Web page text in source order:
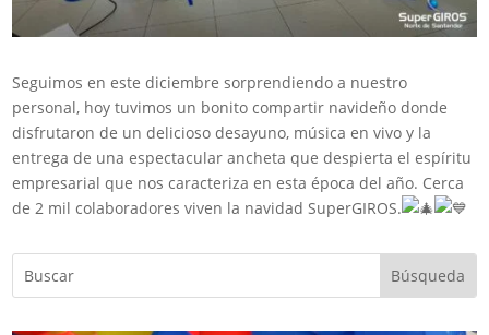
Seguimos en este diciembre sorprendiendo a nuestro
personal, hoy tuvimos un bonito compartir navideño donde
disfrutaron de un delicioso desayuno, música en vivo y la
entrega de una espectacular ancheta que despierta el espíritu
empresarial que nos caracteriza en esta época del año. Cerca
de 2 mil colaboradores viven la navidad SuperGIROS.